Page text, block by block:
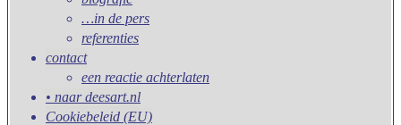
…in de pers
referenties
contact
een reactie achterlaten
• naar deesart.nl
Cookiebeleid (EU)